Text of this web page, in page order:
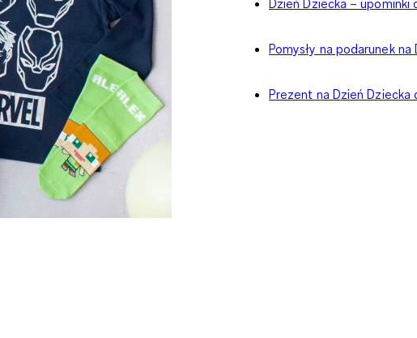
Pomysły na podarunek
Prezent na Dzień Dziecka